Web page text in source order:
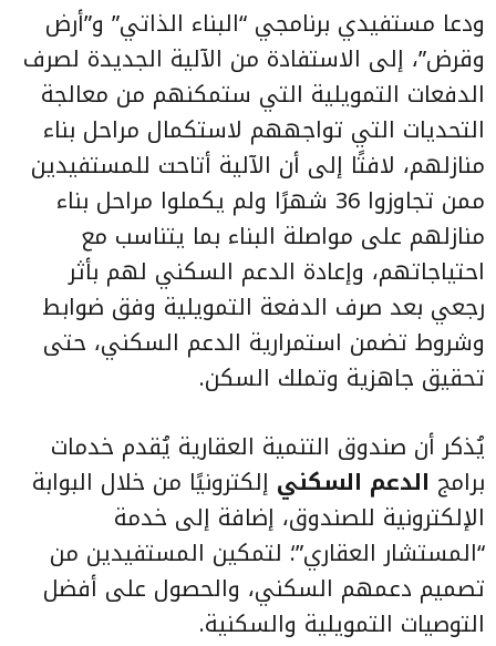
ودعا مستفيدي برنامجي “البناء الذاتي” و”أرض
وقرض”، إلى الاستفادة من الآلية الجديدة لصرف
الدفعات التمويلية التي ستمكنهم من معالجة
التحديات التي تواجههم لاستكمال مراحل بناء
منازلهم، لافتًا إلى أن الآلية أتاحت للمستفيدين
ممن تجاوزوا 36 شهرًا ولم يكملوا مراحل بناء
منازلهم على مواصلة البناء بما يتناسب مع
احتياجاتهم، وإعادة الدعم السكني لهم بأثر
رجعي بعد صرف الدفعة التمويلية وفق ضوابط
وشروط تضمن استمرارية الدعم السكني، حتى
تحقيق جاهزية وتملك السكن.
يُذكر أن صندوق التنمية العقارية يُقدم خدمات
برامج الدعم السكني إلكترونيًا من خلال البوابة
الإلكترونية للصندوق، إضافة إلى خدمة
“المستشار العقاري”؛ لتمكين المستفيدين من
تصميم دعمهم السكني، والحصول على أفضل
التوصيات التمويلية والسكنية.